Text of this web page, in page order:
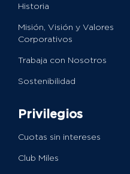
Historia
Misión, Visión y Valores
Corporativos
Trabaja con Nosotros
Sostenibilidad
Privilegios
Cuotas sin intereses
Club Miles